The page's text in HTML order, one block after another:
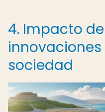
4. Impacto
sociedad